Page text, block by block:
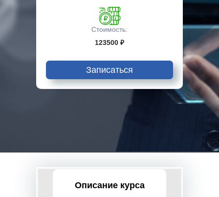
Стоимость:
123500 ₽
Записаться
Описание курса